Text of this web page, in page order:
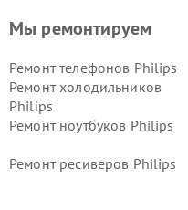
Мы ремонтируем
Ремонт телефонов Philips
Ремонт холодильников
Philips
Ремонт ноутбуков Philips
Ремонт ресиверов Philips